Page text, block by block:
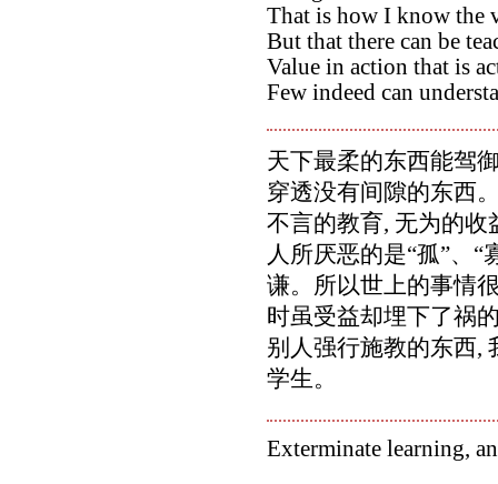
That is how I know the
But that there can be
Value in action that is
Few indeed can
天下最柔的东西能驾
穿透没有间隙的东西
不言的教育, 无为的收
人所厌恶的是“孤”、“
谦。所以世上的事情
时虽受益却埋下了祸
别人强行施教的东西,
学生。
Exterminate learning,